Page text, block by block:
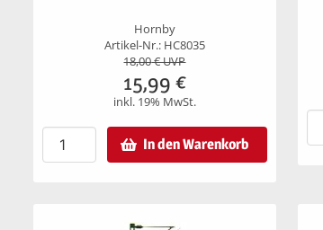
Hornby
Artikel-Nr.: HC8035
18,00€ UVP
15,99 €
inkl. 19% MwSt.
In den Warenkorb